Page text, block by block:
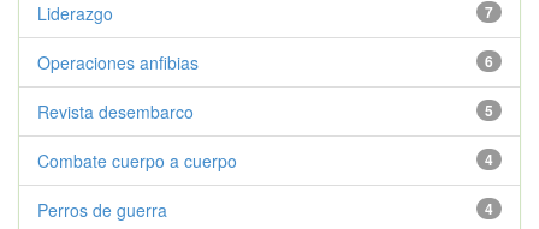
7
Liderazgo
6
Operaciones anfibias
5
Revista desembarco
4
Combate cuerpo a cuerpo
4
Perros de guerra